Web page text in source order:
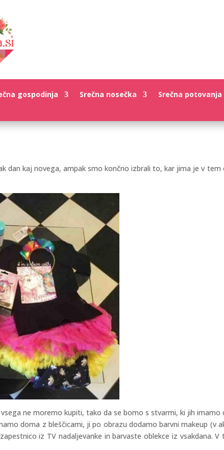
gospodinja Srečna nosečka Srečna potovanja
dan kaj novega, ampak smo končno izbrali to, kar jima je v tem
ne moremo kupiti, tako da se bomo s stvarmi, ki jih imamo
doma z bleščicami, ji po obrazu dodamo barvni makeup (v
iz TV nadaljevanke in barvaste oblekce iz vsakdana. V